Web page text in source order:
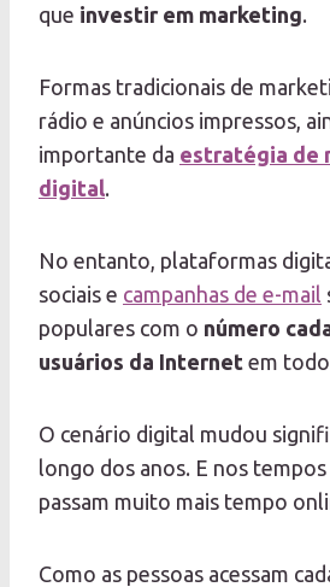
que investir em marketing.
Formas tradicionais de
rádio e anúncios impressos,
importante da estratégia de
digital.
No entanto, plataformas
sociais e campanhas de e-mail
populares com o número
usuários da Internet em
O cenário digital mudou
longo dos anos. E nos tempos
passam muito mais tempo
Como as pessoas acessam